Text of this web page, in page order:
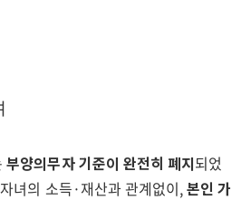
부양의무자 기준이 완전히 폐지되었
녀의 소득·재산과 관계없이,본인 가